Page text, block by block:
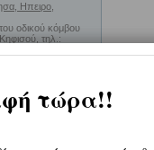
Ηπειρο,
οδικού κόμβου
τηλ.:
(
Χάρτης